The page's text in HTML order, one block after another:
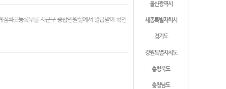
울산광역시
세종특별자치시
경기도
강원특별자치도
충청북도
충청남도
좌표등록부를 시군구 종합민원실에서 발급받아 확인